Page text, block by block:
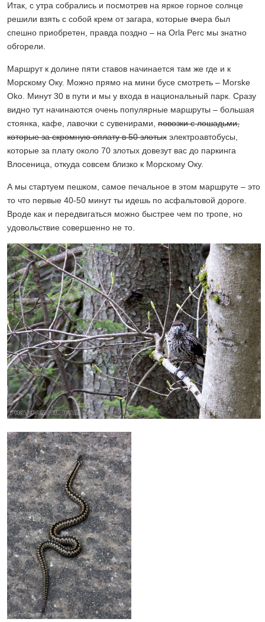
Итак, с утра собрались и посмотрев на яркое горное солнце
решили взять с собой крем от загара, которые вчера был
спешно приобретен, правда поздно – на Orla Perc мы знатно
обгорели.
Маршрут к долине пяти ставов начинается там же где и к
Морскому Оку. Можно прямо на мини бусе смотреть – Morske
Oko. Минут 30 в пути и мы у входа в национальный парк. Сразу
видно тут начинаются очень популярные маршруты – большая
стоянка, кафе, лавочки с сувенирами, повозки с лошадьми,
которые за скромную оплату в 50 злотых электроавтобусы,
которые за плату около 70 злотых довезут вас до паркинга
Влосеница, откуда совсем близко к Морскому Оку.
А мы стартуем пешком, самое печальное в этом маршруте – это
то что первые 40-50 минут ты идешь по асфальтовой дороге.
Вроде как и передвигаться можно быстрее чем по тропе, но
удовольствие совершенно не то.